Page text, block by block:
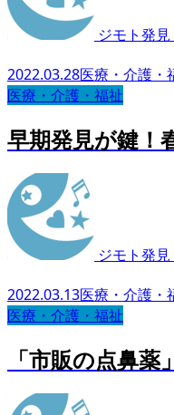
ジモト発
2022.03.28医療・介護・
医療・介護・福祉
早期発見が鍵！
ジモト発
2022.03.13医療・介護・
医療・介護・福祉
「市販の点鼻